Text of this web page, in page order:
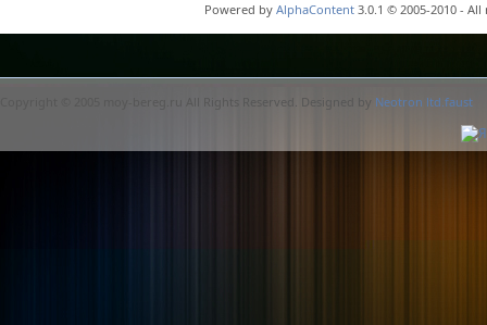
Powered byAlphaContent 3.0.1 © 2005-2010 -
Copyright © 2005 moy-bereg.ru All Rights Reserved. Designed by Neotron ltd.faust